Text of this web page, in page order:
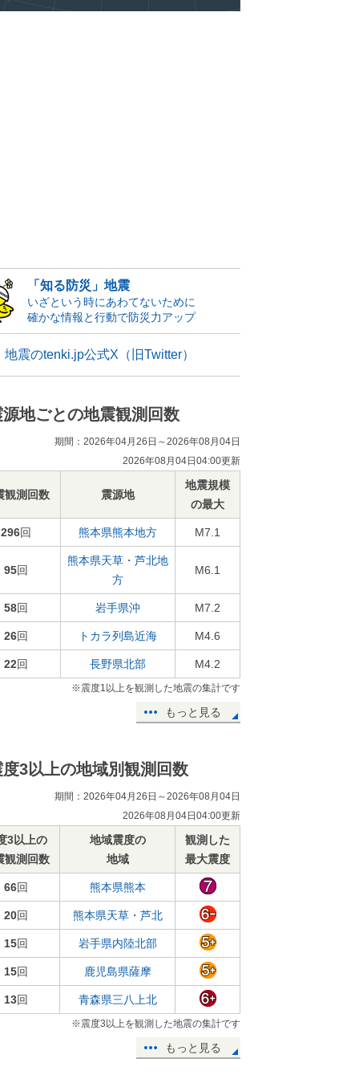
「知る防災」地震
いざという時にあわてないために
確かな情報と行動で防災力アップ
地震のtenki.jp公式X（旧Twitter）
源地ごとの地震観測回数
期間：2026年04月26日～2026年08月04日
2026年08月04日04:00更新
観測回数 震源地
地震規模
の最大
296回 熊本県熊本地方 M7.1
95回
熊本県天草・芦北地
方
M6.1
58回 岩手県沖 M7.2
26回 トカラ列島近海 M4.6
22回 長野県北部 M4.2
※震度1以上を観測した地震の集計です
もっと見る
度3以上の地域別観測回数
期間：2026年04月26日～2026年08月04日
2026年08月04日04:00更新
3以上の
観測回数
地域震度の
地域
観測した
最大震度
66回 熊本県熊本
20回 熊本県天草・芦北
15回 岩手県内陸北部
15回 鹿児島県薩摩
13回 青森県三八上北
※震度3以上を観測した地震の集計です
もっと見る